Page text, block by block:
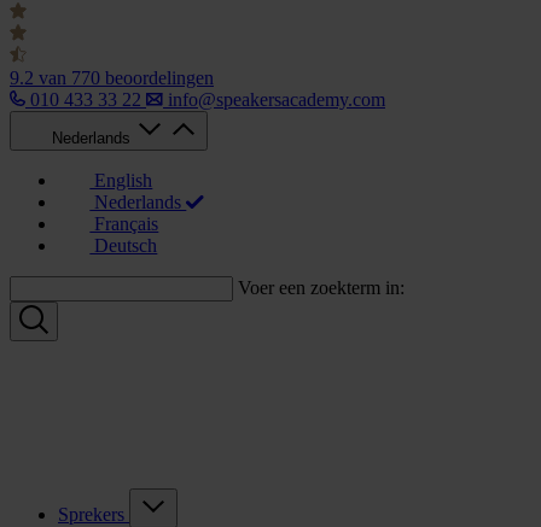
9.2 van 770 beoordelingen
010 433 33 22
info@speakersacademy.com
Nederlands
English
Nederlands
Français
Deutsch
Voer een zoekterm in:
Sprekers